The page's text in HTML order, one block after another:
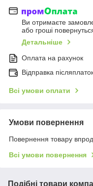
Ви отримаєте
або гроші
Детальніше
Оплата на рахунок
Відправка
Всі умови оплати
Умови повернення
Повернення товару
Всі умови повернення
Подібні товари